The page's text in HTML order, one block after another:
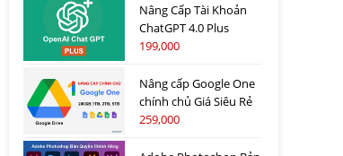
Nâng Cấp Tài Khoản
ChatGPT 4.0 Plus
199,000
Nâng cấp Google One
chính chủ Giá Siêu Rẻ
259,000